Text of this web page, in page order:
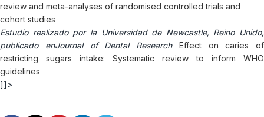
review and meta-analyses of randomised controlled trials and
cohort studies
Estudio realizado por la Universidad de Newcastle, Reino Unido,
publicado enJournal of Dental Research Effect on caries of
restricting sugars intake: Systematic review to inform WHO
guidelines
]]>